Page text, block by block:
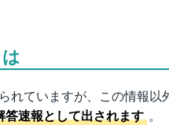
ていますが、この情報以
速報として出されます 。